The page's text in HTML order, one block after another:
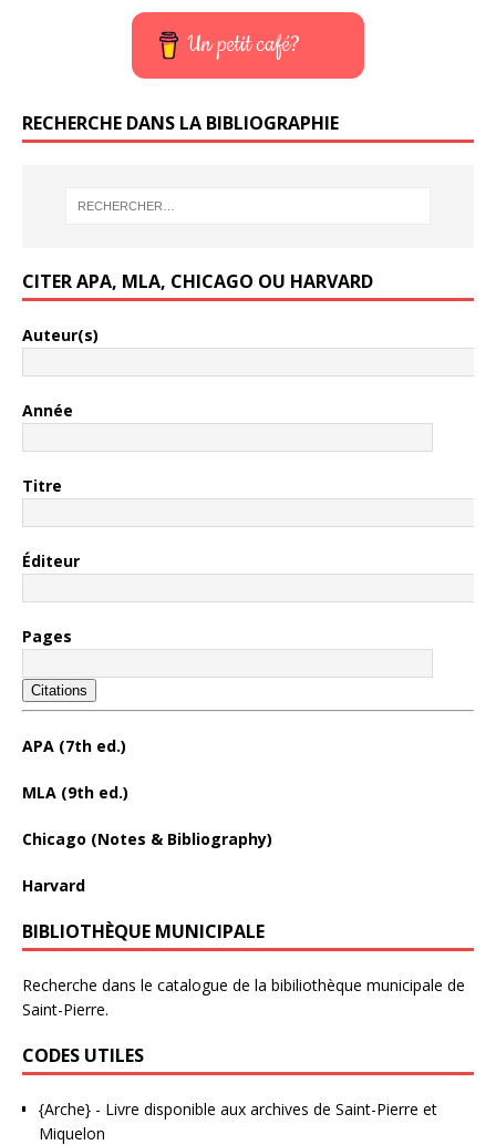
Un petit café?
RECHERCHE DANS LA BIBLIOGRAPHIE
CITER APA, MLA, CHICAGO OU HARVARD
Auteur(s)
Année
Titre
Éditeur
Pages
Citations
APA (7th ed.)
MLA (9th ed.)
Chicago (Notes & Bibliography)
Harvard
BIBLIOTHÈQUE MUNICIPALE
Recherche dans le catalogue de la bibiliothèque municipale de
Saint-Pierre.
CODES UTILES
{Arche} - Livre disponible aux archives de Saint-Pierre et
Miquelon